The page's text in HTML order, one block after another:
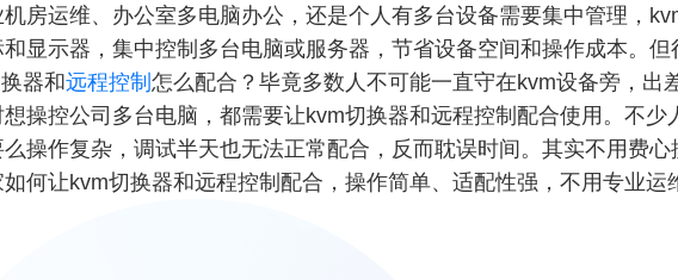
房运维、办公室多电脑办公，还是个人有多台设备需要集中管理，
显示器，集中控制多台电脑或服务器，节省设备空间和操作成本。
器和远程控制 怎么配合？毕竟多数人不可能一直守在kvm设备旁，出
想操控公司多台电脑，都需要让kvm切换器和远程控制配合使用。不
操作复杂，调试半天也无法正常配合，反而耽误时间。其实不用费心
何让kvm切换器和远程控制配合，操作简单、适配性强，不用专业运